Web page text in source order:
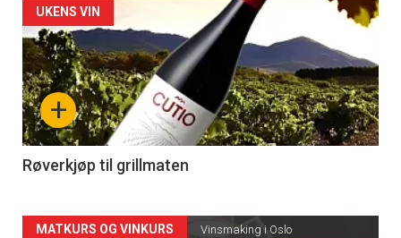
Forsiden
akkurat
nå
-
4
+
UKENS VIN
Røverkjøp til grillmaten
MATKURS OG VINKURS Vinsmaking i Oslo